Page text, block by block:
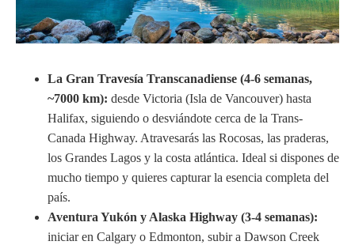
La Gran Travesía Transcanadiense (4-6 semanas,
~7000 km): desde Victoria (Isla de Vancouver) hasta
Halifax, siguiendo o desviándote cerca de la Trans-
Canada Highway. Atravesarás las Rocosas, las praderas,
los Grandes Lagos y la costa atlántica. Ideal si dispones de
mucho tiempo y quieres capturar la esencia completa del
país.
Aventura Yukón y Alaska Highway (3-4 semanas):
iniciar en Calgary o Edmonton, subir a Dawson Creek